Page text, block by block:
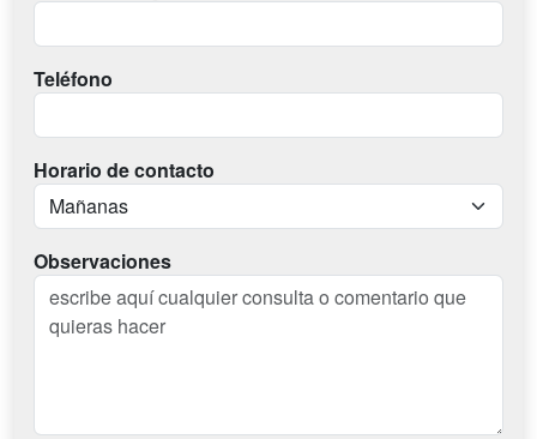
Teléfono
Horario de contacto
Observaciones